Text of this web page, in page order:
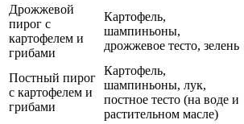
Дрожжевой
пирог с
картофелем и
грибами
Картофель,
шампиньоны,
дрожжевое тесто, зелень
Постный пирог
с картофелем и
грибами
Картофель,
шампиньоны, лук,
постное тесто (на воде и
растительном масле)